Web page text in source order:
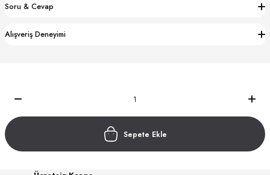
Soru & Cevap
Alışveriş Deneyimi
Sepete Ekle